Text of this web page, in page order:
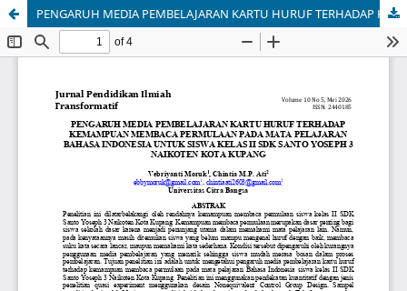
PENGARUH MEDIA PEMBELAJARAN KARTU HURUF TERHADAP KEMAMPUAN MEMBACA PERMULAAN PADA MATA PELAJARAN BAHASA INDONESIA UNTUK SISWA KELAS II SDK SANTO YOSEPH 3 NAIKOTEN KOTA KUPANG